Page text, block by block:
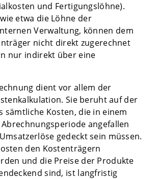
und Fertigungslöhne).
etwa die Löhne der
Verwaltung, können dem
nicht direkt zugerechnet
nur indirekt über eine
dient vor allem der
Sie beruht auf der
sämtliche Kosten, die in einem
angefallen
gedeckt sein müssen.
den Kostenträgern
und die Preise der Produkte
sind, ist langfristig